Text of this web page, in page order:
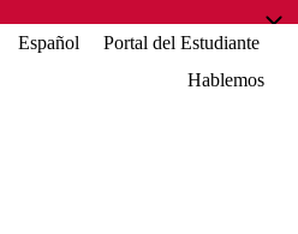
Español
Portal del Estudiante
Hablemos